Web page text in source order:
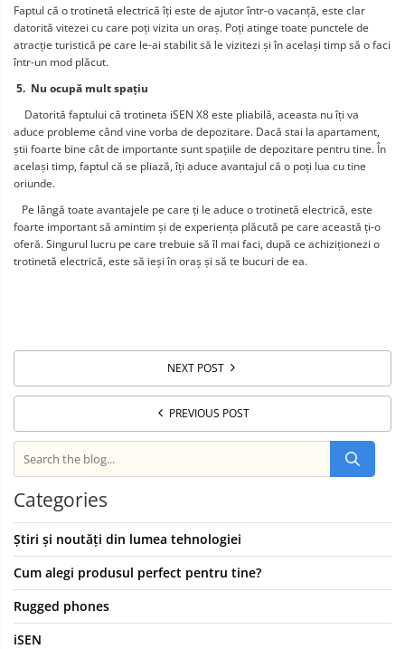
Faptul că o trotinetă electrică îți este de ajutor într-o vacanță, este clar
datorită vitezei cu care poți vizita un oraș. Poți atinge toate punctele de
atracție turistică pe care le-ai stabilit să le vizitezi și în același timp să o faci
într-un mod plăcut.
5.  Nu ocupă mult spațiu
Datorită faptului că trotineta iSEN X8 este pliabilă, aceasta nu îți va
aduce probleme când vine vorba de depozitare. Dacă stai la apartament,
știi foarte bine cât de importante sunt spațiile de depozitare pentru tine. În
același timp, faptul că se pliază, îți aduce avantajul că o poți lua cu tine
oriunde.
Pe lângă toate avantajele pe care ți le aduce o trotinetă electrică, este
foarte important să amintim și de experiența plăcută pe care această ți-o
oferă. Singurul lucru pe care trebuie să îl mai faci, după ce achiziționezi o
trotinetă electrică, este să ieși în oraș și să te bucuri de ea.
NEXT POST
PREVIOUS POST
Categories
Știri și noutăți din lumea tehnologiei
Cum alegi produsul perfect pentru tine?
Rugged phones
iSEN